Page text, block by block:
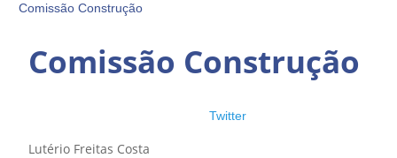
Comissão Construção
Comissão Construção
Twitter
Lutério Freitas Costa